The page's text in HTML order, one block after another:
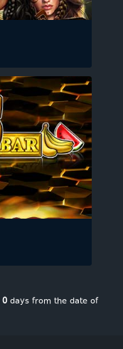
0 days from the date of